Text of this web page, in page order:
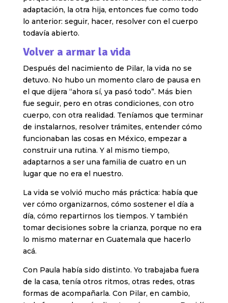
adaptación, la otra hija, entonces fue como todo
lo anterior: seguir, hacer, resolver con el cuerpo
todavía abierto.
Volver a armar la vida
Después del nacimiento de Pilar, la vida no se
detuvo. No hubo un momento claro de pausa en
el que dijera “ahora sí, ya pasó todo”. Más bien
fue seguir, pero en otras condiciones, con otro
cuerpo, con otra realidad. Teníamos que terminar
de instalarnos, resolver trámites, entender cómo
funcionaban las cosas en México, empezar a
construir una rutina. Y al mismo tiempo,
adaptarnos a ser una familia de cuatro en un
lugar que no era el nuestro.
La vida se volvió mucho más práctica: había que
ver cómo organizarnos, cómo sostener el día a
día, cómo repartirnos los tiempos. Y también
tomar decisiones sobre la crianza, porque no era
lo mismo maternar en Guatemala que hacerlo
acá.
Con Paula había sido distinto. Yo trabajaba fuera
de la casa, tenía otros ritmos, otras redes, otras
formas de acompañarla. Con Pilar, en cambio,